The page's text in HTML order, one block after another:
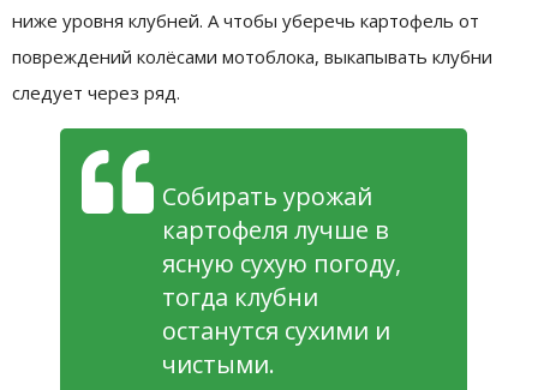
ниже уровня клубней. А чтобы уберечь картофель от
повреждений колёсами мотоблока, выкапывать клубни
следует через ряд.
Собирать урожай
картофеля лучше в
ясную сухую погоду,
тогда клубни
останутся сухими и
чистыми.